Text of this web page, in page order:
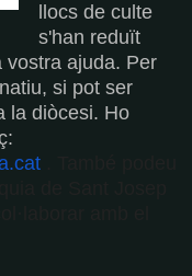
llocs de culte
s'han reduït
vostra ajuda. Per
si pot ser
la diòcesi. Ho